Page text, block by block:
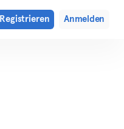
Registrieren Anmelden